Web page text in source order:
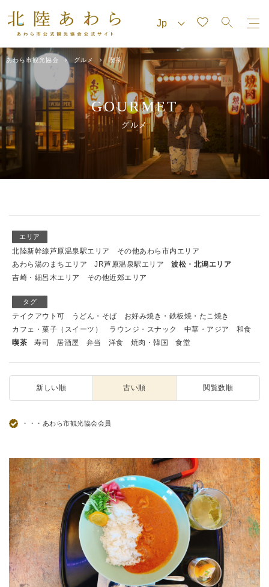
あわら市観光協会 グルメ 喫茶
GOURMET
グルメ
エリア
北陸新幹線芦原温泉駅エリア
その他あわら市内エリア
あわら湯のまちエリア
JR芦原温泉駅エリア
波松・北潟エリア
吉崎・細呂木エリア
その他近郊エリア
タグ
テイクアウト可 うどん・そば
お好み焼き・鉄板焼・たこ焼き
カフェ・菓子（スイーツ）
ラウンジ・スナック 中華・アジア
和食
喫茶
寿司 居酒屋 弁当 洋食 焼肉・韓国 食堂
新しい順 古い順 閲覧数順
・・・あわら市観光協会会員